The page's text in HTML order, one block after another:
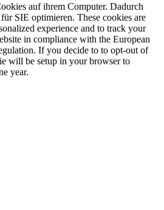
auf ihrem Computer. Dadurch
SIE optimieren. These cookies are
experience and to track your
in compliance with the European
If you decide to to opt-out of
will be setup in your browser to
year.